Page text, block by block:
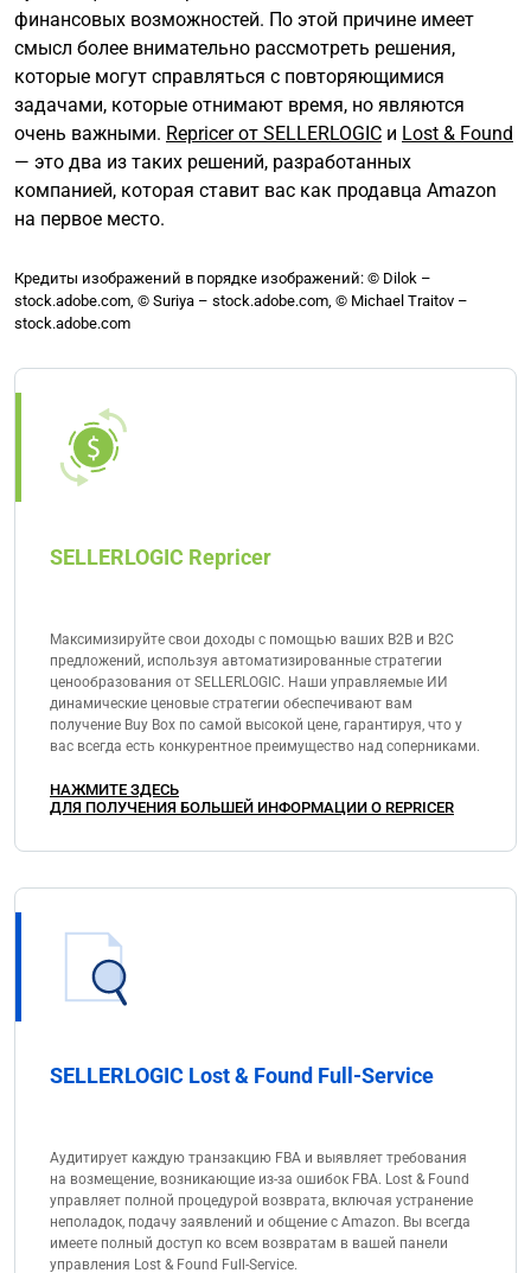
финансовых возможностей. По этой причине имеет
смысл более внимательно рассмотреть решения,
которые могут справляться с повторяющимися
задачами, которые отнимают время, но являются
очень важными. Repricer от SELLERLOGIC и Lost & Found
— это два из таких решений, разработанных
компанией, которая ставит вас как продавца Amazon
на первое место.
Кредиты изображений в порядке изображений: © Dilok –
stock.adobe.com, © Suriya – stock.adobe.com, © Michael Traitov –
stock.adobe.com
SELLERLOGIC Repricer
Максимизируйте свои доходы с помощью ваших B2B и B2C
предложений, используя автоматизированные стратегии
ценообразования от SELLERLOGIC. Наши управляемые ИИ
динамические ценовые стратегии обеспечивают вам
получение Buy Box по самой высокой цене, гарантируя, что у
вас всегда есть конкурентное преимущество над соперниками.
НАЖМИТЕ ЗДЕСЬ
ДЛЯ ПОЛУЧЕНИЯ БОЛЬШЕЙ ИНФОРМАЦИИ О REPRICER
SELLERLOGIC Lost & Found Full-Service
Аудитирует каждую транзакцию FBA и выявляет требования
на возмещение, возникающие из-за ошибок FBA. Lost & Found
управляет полной процедурой возврата, включая устранение
неполадок, подачу заявлений и общение с Amazon. Вы всегда
имеете полный доступ ко всем возвратам в вашей панели
управления Lost & Found Full-Service.